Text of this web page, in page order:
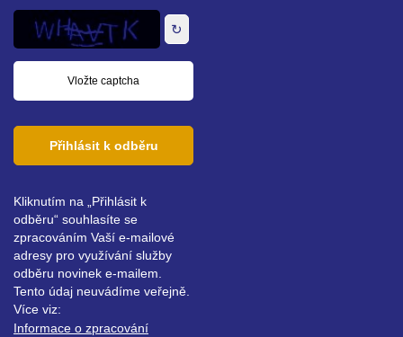
adresa
↻
Přihlásit k odběru
Kliknutím na „Přihlásit k
odběru“ souhlasíte se
zpracováním Vaší e-mailové
adresy pro využívání služby
odběru novinek e-mailem.
Tento údaj neuvádíme veřejně.
Více viz:
Informace o zpracování